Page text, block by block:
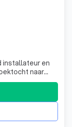
installateur en
naar
meer dan 10
van